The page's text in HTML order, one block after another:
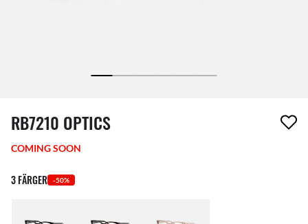
1 artikel har tagits bort från din önskelista
RB7210 OPTICS
COMING SOON
3 FÄRGER -50%